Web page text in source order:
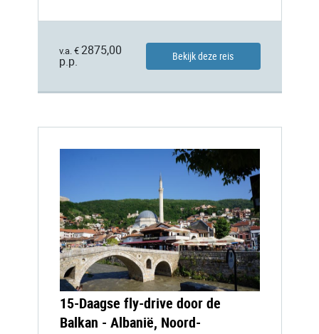
v.a. € 2875,00
p.p.
Bekijk deze reis
15-Daagse fly-drive door de
Balkan - Albanië, Noord-